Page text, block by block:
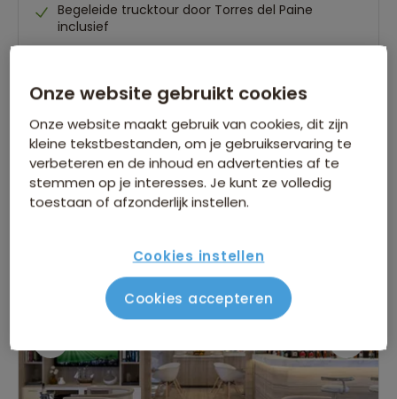
Begeleide trucktour door Torres del Paine
inclusief
09 dec. 06 jan. 03 feb.
17 feb.
Bekijk alle vertrekdata
26 dagen
vanaf 5.989 p.p.
Bekijk reis
Onze website gebruikt cookies
Onze website maakt gebruik van cookies, dit zijn
kleine tekstbestanden, om je gebruikservaring te
verbeteren en de inhoud en advertenties af te
stemmen op je interesses. Je kunt ze volledig
toestaan of afzonderlijk instellen.
Cookies instellen
Cookies accepteren